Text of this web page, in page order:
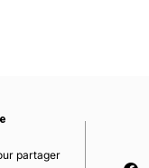
partager